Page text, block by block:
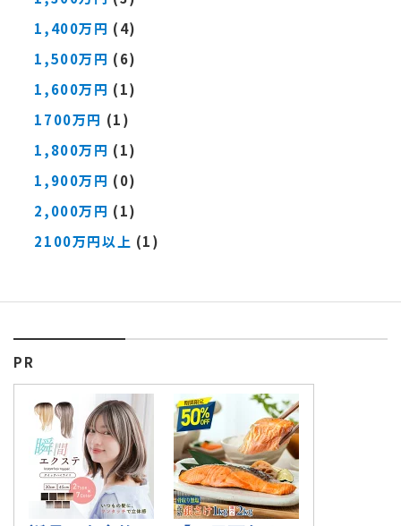
1,400万円 (4)
1,500万円 (6)
1,600万円 (1)
1700万円 (1)
1,800万円 (1)
1,900万円 (0)
2,000万円 (1)
2100万円以上 (1)
PR